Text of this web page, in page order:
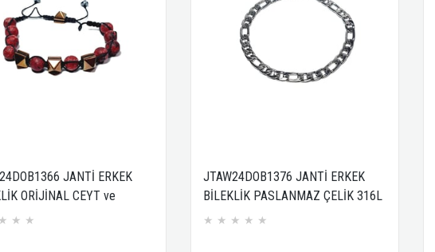
JANTİ ERKEK
ORİJİNAL CEYT ve
DOĞALTAŞ 8 MM
★ ★ ★
JTAW24DOB1376 JANTİ ERKEK
BİLEKLİK PASLANMAZ ÇELİK 316L
GÜMÜŞ GRİ GURMET DESEN
★ ★ ★ ★ ★